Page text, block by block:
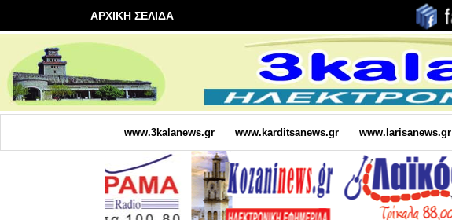
ΑΡΧΙΚΗ ΣΕΛΙΔΑ
www.3kalanews.gr www.karditsanews.gr www.larisanews.gr